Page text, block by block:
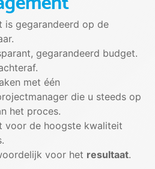
is gegarandeerd op de
gegarandeerd budget.
met één
die u steeds op
het proces.
voor de hoogste kwaliteit
voor het resultaat.